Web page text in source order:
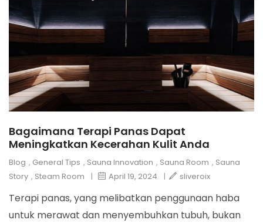
Bagaimana Terapi Panas Dapat
Meningkatkan Kecerahan Kulit Anda
Blog , General Tips , Sauna Innovation , Sauna Room , Sauna
Story , Steam Room | April 19, 2024 | sliveroix
Terapi panas, yang melibatkan penggunaan haba
untuk merawat dan menyembuhkan tubuh, bukan